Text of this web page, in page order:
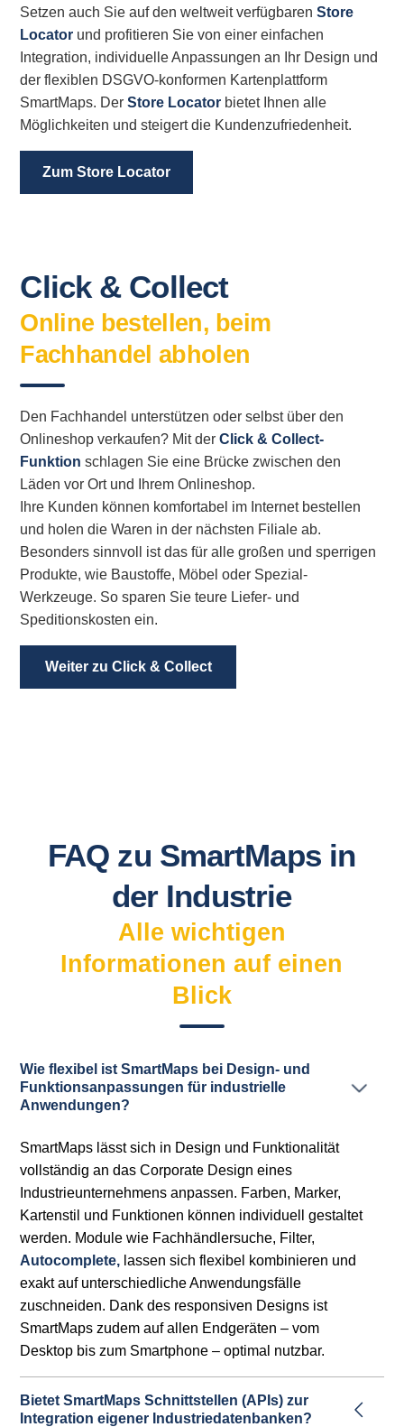
Setzen auch Sie auf den weltweit verfügbarenStore
Locator und profitieren Sie von einer einfachen
Integration, individuelle Anpassungen an Ihr Design und
der flexiblen DSGVO-konformen Kartenplattform
SmartMaps. DerStore Locator bietet Ihnen alle
Möglichkeiten und steigert die Kundenzufriedenheit.
Zum Store Locator
Click & Collect
Online bestellen, beim
Fachhandel abholen
Den Fachhandel unterstützen oder selbst über den
Onlineshop verkaufen? Mit derClick & Collect-
Funktion schlagen Sie eine Brücke zwischen den
Läden vor Ort und Ihrem Onlineshop.
Ihre Kunden können komfortabel im Internet bestellen
und holen die Waren in der nächsten Filiale ab.
Besonders sinnvoll ist das für alle großen und sperrigen
Produkte, wie Baustoffe, Möbel oder Spezial-
Werkzeuge. So sparen Sie teure Liefer- und
Speditionskosten ein.
Weiter zu Click & Collect
FAQ zu SmartMaps in
der Industrie
Alle wichtigen
Informationen auf einen
Blick
Wie flexibel ist SmartMaps bei Design- und
Funktionsanpassungen für industrielle
Anwendungen?
SmartMaps lässt sich in Design und Funktionalität
vollständig an das Corporate Design eines
Industrieunternehmens anpassen. Farben, Marker,
Kartenstil und Funktionen können individuell gestaltet
werden. Module wie Fachhändlersuche, Filter,
Autocomplete, lassen sich flexibel kombinieren und
exakt auf unterschiedliche Anwendungsfälle
zuschneiden. Dank des responsiven Designs ist
SmartMaps zudem auf allen Endgeräten – vom
Desktop bis zum Smartphone – optimal nutzbar.
Bietet SmartMaps Schnittstellen (APIs) zur
Integration eigener Industriedatenbanken?